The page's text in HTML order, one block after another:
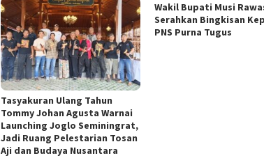
Tasyakuran Ulang Tahun
Tommy Johan Agusta Warnai
Launching Joglo Seminingrat,
Jadi Ruang Pelestarian Tosan
Aji dan Budaya Nusantara
Wakil Bupati Musi
Serahkan Bingkisan
PNS Purna Tugus